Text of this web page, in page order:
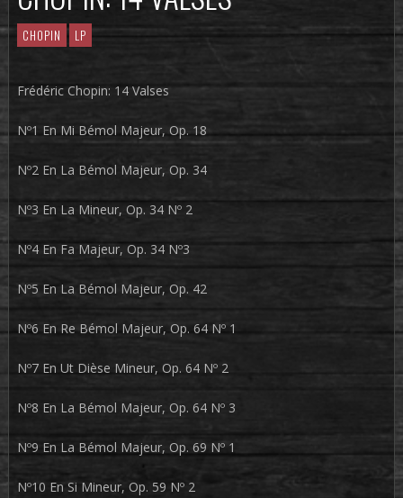
CHOPIN LP
Frédéric Chopin: 14 Valses
Nº1 En Mi Bémol Majeur, Op. 18
Nº2 En La Bémol Majeur, Op. 34
Nº3 En La Mineur, Op. 34 Nº 2
Nº4 En Fa Majeur, Op. 34 Nº3
Nº5 En La Bémol Majeur, Op. 42
Nº6 En Re Bémol Majeur, Op. 64 Nº 1
Nº7 En Ut Dièse Mineur, Op. 64 Nº 2
Nº8 En La Bémol Majeur, Op. 64 Nº 3
Nº9 En La Bémol Majeur, Op. 69 Nº 1
Nº10 En Si Mineur, Op. 59 Nº 2